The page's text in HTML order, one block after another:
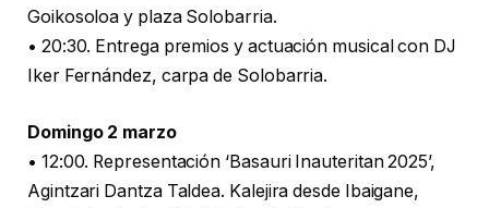
Goikosoloa y plaza Solobarria.
• 20:30. Entrega premios y actuación musical con DJ
Iker Fernández, carpa de Solobarria.
Domingo 2 marzo
• 12:00. Representación ‘Basauri Inauteritan 2025’,
Agintzari Dantza Taldea. Kalejira desde Ibaigane,